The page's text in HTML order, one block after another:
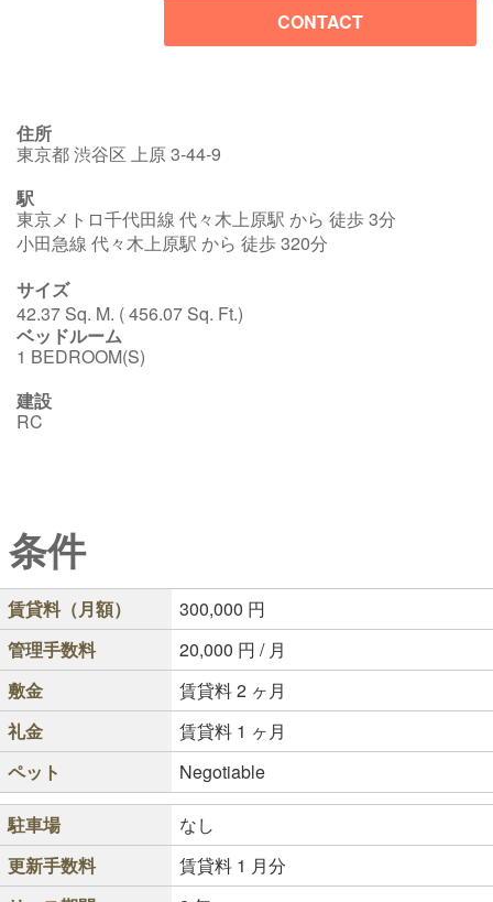
CONTACT
住所
東京都 渋谷区 上原 3-44-9
駅
東京メトロ千代田線 代々木上原駅 から 徒歩 3分
小田急線 代々木上原駅 から 徒歩 320分
サイズ
42.37 Sq. M. ( 456.07 Sq. Ft.)
ベッドルーム
1 BEDROOM(S)
建設
RC
条件
賃貸料（月額） 300,000 円
管理手数料
20,000 円 / 月
敷金
賃貸料 2 ヶ月
礼金
賃貸料 1 ヶ月
ペット
Negotiable
駐車場
なし
更新手数料
賃貸料 1 月分